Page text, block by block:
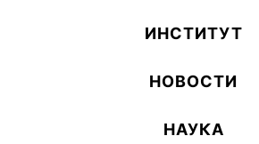
ИН­СТИ­ТУТ
НОВОСТИ
НАУКА